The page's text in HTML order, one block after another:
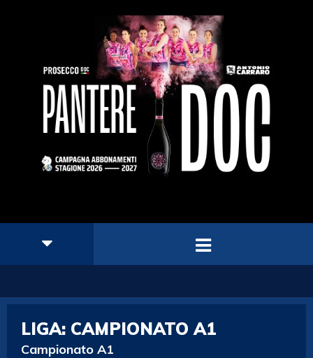
LIGA: CAMPIONATO A1
Campionato A1